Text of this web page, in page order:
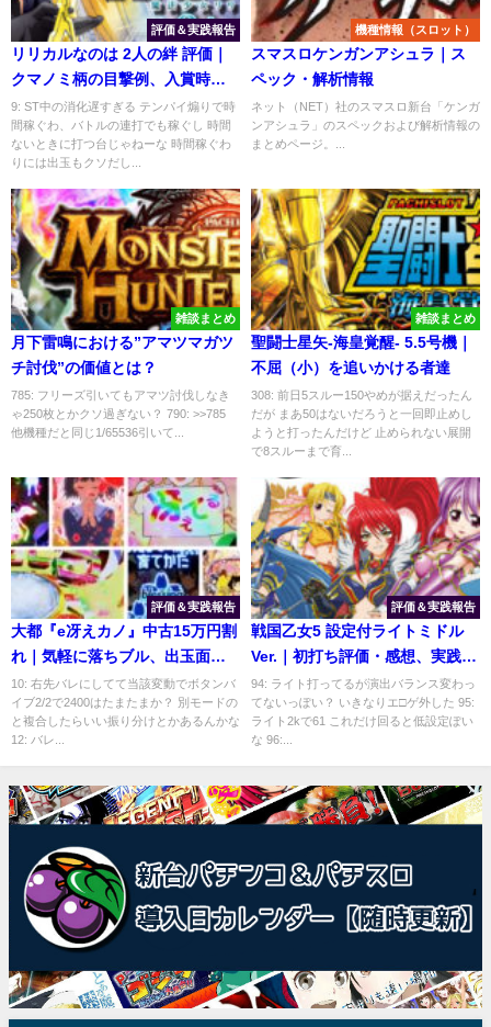
評価＆実践報告
リリカルなのは 2人の絆 評価｜
クマノミ柄の目撃例、入賞時の
先読みフラッシュ
9: ST中の消化遅すぎる テンパイ煽りで時
間稼ぐわ、バトルの連打でも稼ぐし 時間
ないときに打つ台じゃねーな 時間稼ぐわ
りには出玉もクソだし...
機種情報（スロット）
スマスロケンガンアシュラ｜ス
ペック・解析情報
ネット（NET）社のスマスロ新台「ケンガ
ンアシュラ」のスペックおよび解析情報の
まとめページ。...
雑談まとめ
月下雷鳴における”アマツマガツ
チ討伐”の価値とは？
785: フリーズ引いてもアマツ討伐しなき
ゃ250枚とかクソ過ぎない？ 790: >>785
他機種だと同じ1/65536引いて...
雑談まとめ
聖闘士星矢-海皇覚醒- 5.5号機｜
不屈（小）を追いかける者達
308: 前日5スルー150やめが据えだったん
だが まあ50はないだろうと一回即止めし
ようと打ったんだけど 止められない展開
で8スルーまで育...
評価＆実践報告
大都『e冴えカノ』中古15万円割
れ｜気軽に落ちブル、出玉面の
物足りなさ…ジェネリックリゼ
ロかな？
10: 右先バレにしてて当該変動でボタンバ
イブ2/2で2400はたまたまか？ 別モードの
と複合したらいい振り分けとかあるんかな
12: バレ...
評価＆実践報告
戦国乙女5 設定付ライトミドル
Ver.｜初打ち評価・感想、実践報
告まとめ
94: ライト打ってるが演出バランス変わっ
てないっぽい？ いきなりエ□ゲ外した 95:
ライト2kで61 これだけ回ると低設定ぽい
な 96:...